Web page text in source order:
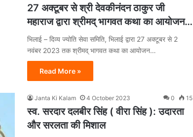
27 अक्टूबर से श्री देवकीनंदन ठाकुर जी
महाराज द्वारा श्रीमद् भागवत कथा का आयोजन…
भिलाई – दिव्य ज्योति सेवा समिति, भिलाई द्वारा 27 अक्टूबर से 2
नवंबर 2023 तक श्रीमद् भागवत कथा का आयोजन…
Read More »
Janta Ki Kalam 4 October 2023 0 15
स्व. सरदार दलबीर सिंह ( वीरा सिंह ): उदारता
और सरलता की मिशाल